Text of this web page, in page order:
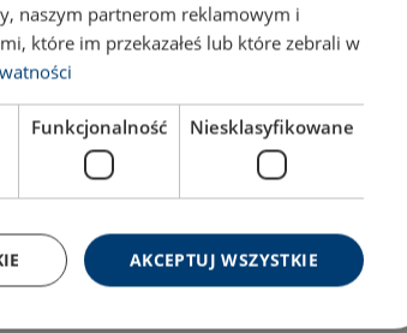
max size
mm
ENGLISH TRANSLATION
naszym partnerom reklamowym i
które im przekazałeś lub które zebrali w
Funkcjonalność Niesklasyfikowane
AKCEPTUJ WSZYSTKIE